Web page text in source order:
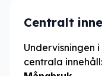
Centralt
Undervisningen
centrala innehåll: